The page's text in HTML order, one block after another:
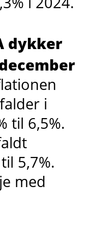
dykker
i
til 6,5%.
5,7%.
med